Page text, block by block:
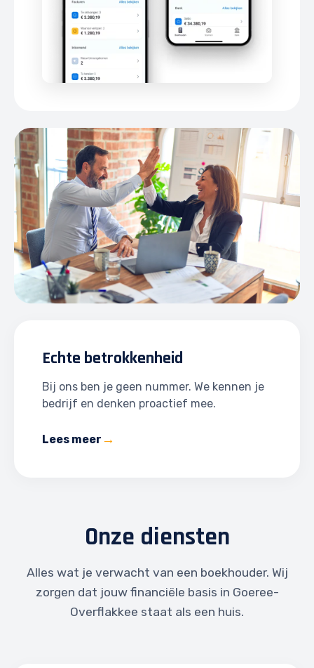
Echte betrokkenheid
Bij ons ben je geen nummer. We kennen je
bedrijf en denken proactief mee.
Lees meer
Onze diensten
Alles wat je verwacht van een boekhouder. Wij
zorgen dat jouw financiële basis in Goeree-
Overflakkee staat als een huis.